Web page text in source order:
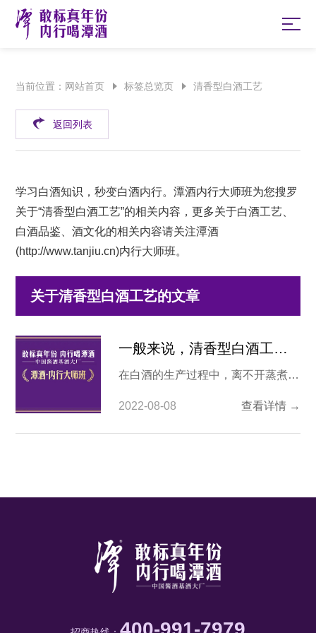
当前位置： 网站首页 标签总览页 清香型白酒工艺
返回列表
学习白酒知识，秒变白酒内行。潭酒内行大师班为您搜罗
关于“清香型白酒工艺”的相关内容，更多关于白酒工艺、
白酒品鉴、酒文化的相关内容请关注潭酒
(http://www.tanjiu.cn)内行大师班。
关于清香型白酒工艺的文章
一般来说，清香型白酒工艺都有哪五个步骤？
在白酒的生产过程中，离不开蒸煮和
出现，主要也是因为蒸煮的时间或者
是发酵的条件不同从而造就出了不同
2022-08-08 查看详情 →